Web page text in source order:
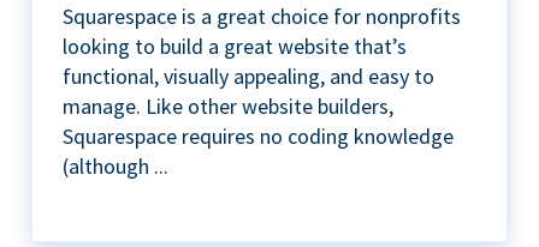
Squarespace is a great choice for nonprofits
looking to build a great website that’s
functional, visually appealing, and easy to
manage. Like other website builders,
Squarespace requires no coding knowledge
(although ...